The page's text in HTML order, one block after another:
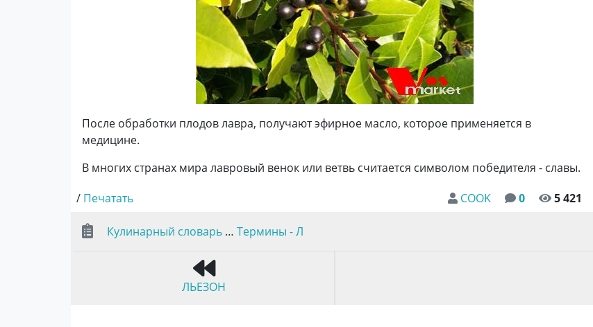
После обработки плодов лавра, получают эфирное масло, которое применяется в
медицине.
В многих странах мира лавровый венок или ветвь считается символом победителя - славы.
COOK
0 5 421
/ Печатать
Кулинарный словарь … Термины - Л
ЛЬЕЗОН